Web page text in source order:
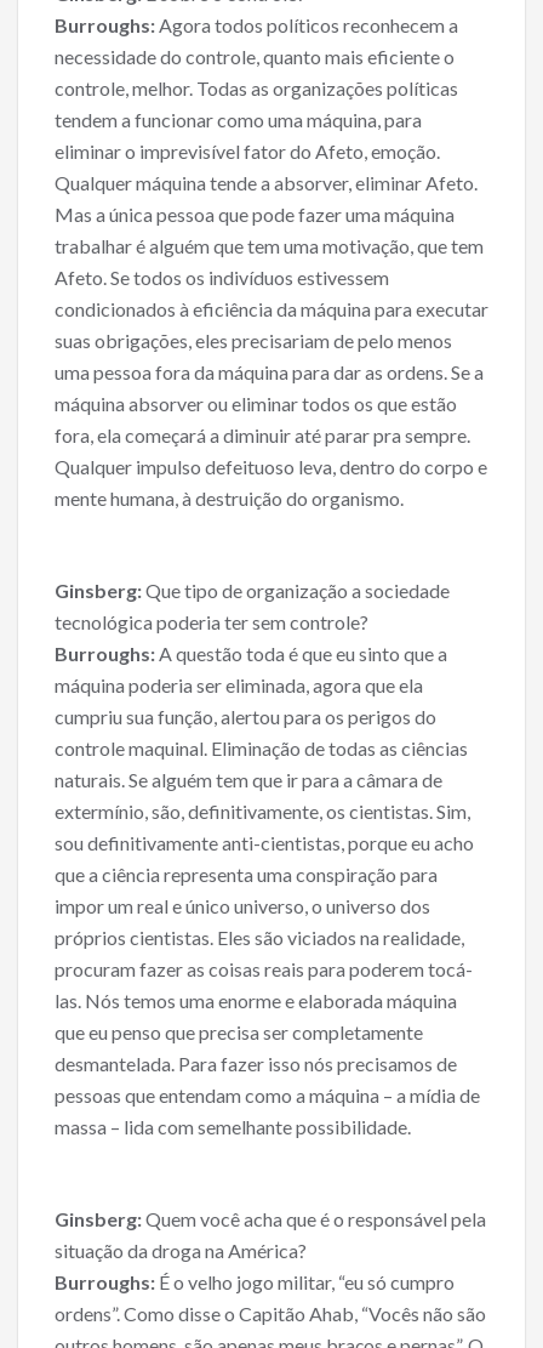
Burroughs: Agora todos políticos reconhecem a
necessidade do controle, quanto mais eficiente o
controle, melhor. Todas as organizações políticas
tendem a funcionar como uma máquina, para
eliminar o imprevisível fator do Afeto, emoção.
Qualquer máquina tende a absorver, eliminar Afeto.
Mas a única pessoa que pode fazer uma máquina
trabalhar é alguém que tem uma motivação, que tem
Afeto. Se todos os indivíduos estivessem
condicionados à eficiência da máquina para executar
suas obrigações, eles precisariam de pelo menos
uma pessoa fora da máquina para dar as ordens. Se a
máquina absorver ou eliminar todos os que estão
fora, ela começará a diminuir até parar pra sempre.
Qualquer impulso defeituoso leva, dentro do corpo e
mente humana, à destruição do organismo.
Ginsberg:Que tipo de organização a sociedade
tecnológica poderia ter sem controle?
Burroughs: A questão toda é que eu sinto que a
máquina poderia ser eliminada, agora que ela
cumpriu sua função, alertou para os perigos do
controle maquinal. Eliminação de todas as ciências
naturais. Se alguém tem que ir para a câmara de
extermínio, são, definitivamente, os cientistas. Sim,
sou definitivamente anti-cientistas, porque eu acho
que a ciência representa uma conspiração para
impor um real e único universo, o universo dos
próprios cientistas. Eles são viciados na realidade,
procuram fazer as coisas reais para poderem tocá-
las. Nós temos uma enorme e elaborada máquina
que eu penso que precisa ser completamente
desmantelada. Para fazer isso nós precisamos de
pessoas que entendam como a máquina – a mídia de
massa – lida com semelhante possibilidade.
Ginsberg:Quem você acha que é o responsável pela
situação da droga na América?
Burroughs: É o velho jogo militar, “eu só cumpro
ordens”. Como disse o Capitão Ahab, “Vocês não são